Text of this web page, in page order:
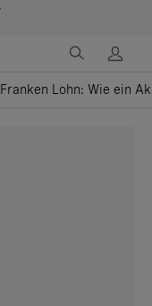
Lohn: Wie ein